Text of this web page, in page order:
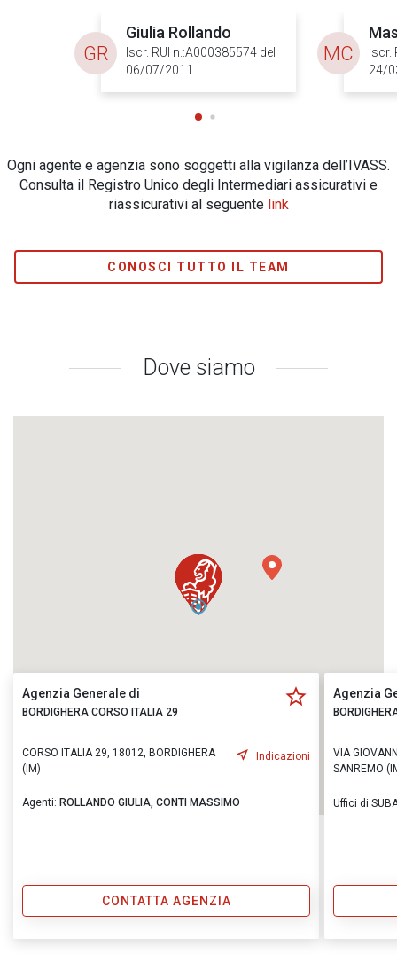
Giulia Rollando
Iscr. RUI n.:A000385574 del
06/07/2011
GR
Iscr.
24/
MC
Ogni agente e agenzia sono soggetti alla vigilanza dell’IVASS.
Consulta il Registro Unico degli Intermediari assicurativi e
riassicurativi al seguente link
CONOSCI TUTTO IL TEAM
Dove siamo
Agenzia Generale di
BORDIGHERA CORSO ITALIA 29
CORSO ITALIA 29, 18012, BORDIGHERA
(IM)
Indicazioni
Agenti: ROLLANDO GIULIA, CONTI MASSIMO
CONTATTA AGENZIA
Agenzia
VIA
SANREMO
Uffici di